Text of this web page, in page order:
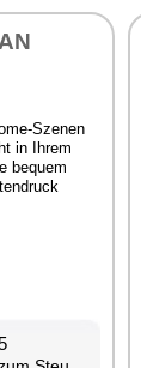
Szenen
in Ihrem
bequem